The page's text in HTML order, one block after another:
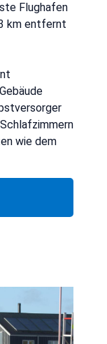
Flughafen
km entfernt
wie dem